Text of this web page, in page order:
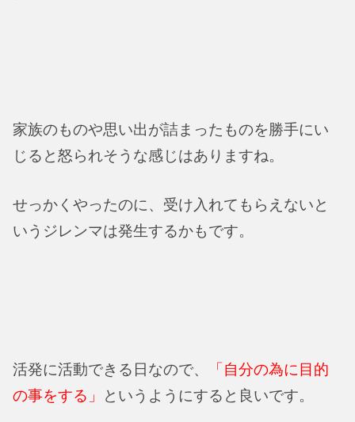
家族のものや思い出が詰まったものを勝手にい
じると怒られそうな感じはありますね。
せっかくやったのに、受け入れてもらえないと
いうジレンマは発生するかもです。
活発に活動できる日なので、
「自分の為に目的
の事をする」
というようにすると良いです。